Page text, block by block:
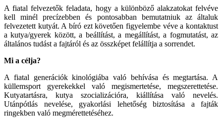
A fiatal felvezetők feladata, hogy a különböző alakzatokat felvéve
kell minél precízebben és pontosabban bemutatniuk az általuk
felvezetett kutyát. A bíró ezt követően figyelembe véve a kontaktust
a kutya/gyerek között, a beállítást, a megállítást, a fogmutatást, az
általános tudást a fajtáról és az összképet felállítja a sorrendet.
Mi a célja?
A fiatal generációk kinológiába való behívása és megtartása. A
küllemsport gyerekekkel való megismertetése, megszerettetése.
Kutyatartásra, kutya szocializációra, kiállítása való nevelés.
Utánpótlás nevelése, gyakorlási lehetőség biztosítása a fajták
ringekben való megmérettetéséhez.